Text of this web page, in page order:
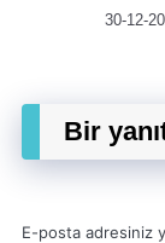
30-12-
Bir
E-posta adresiniz